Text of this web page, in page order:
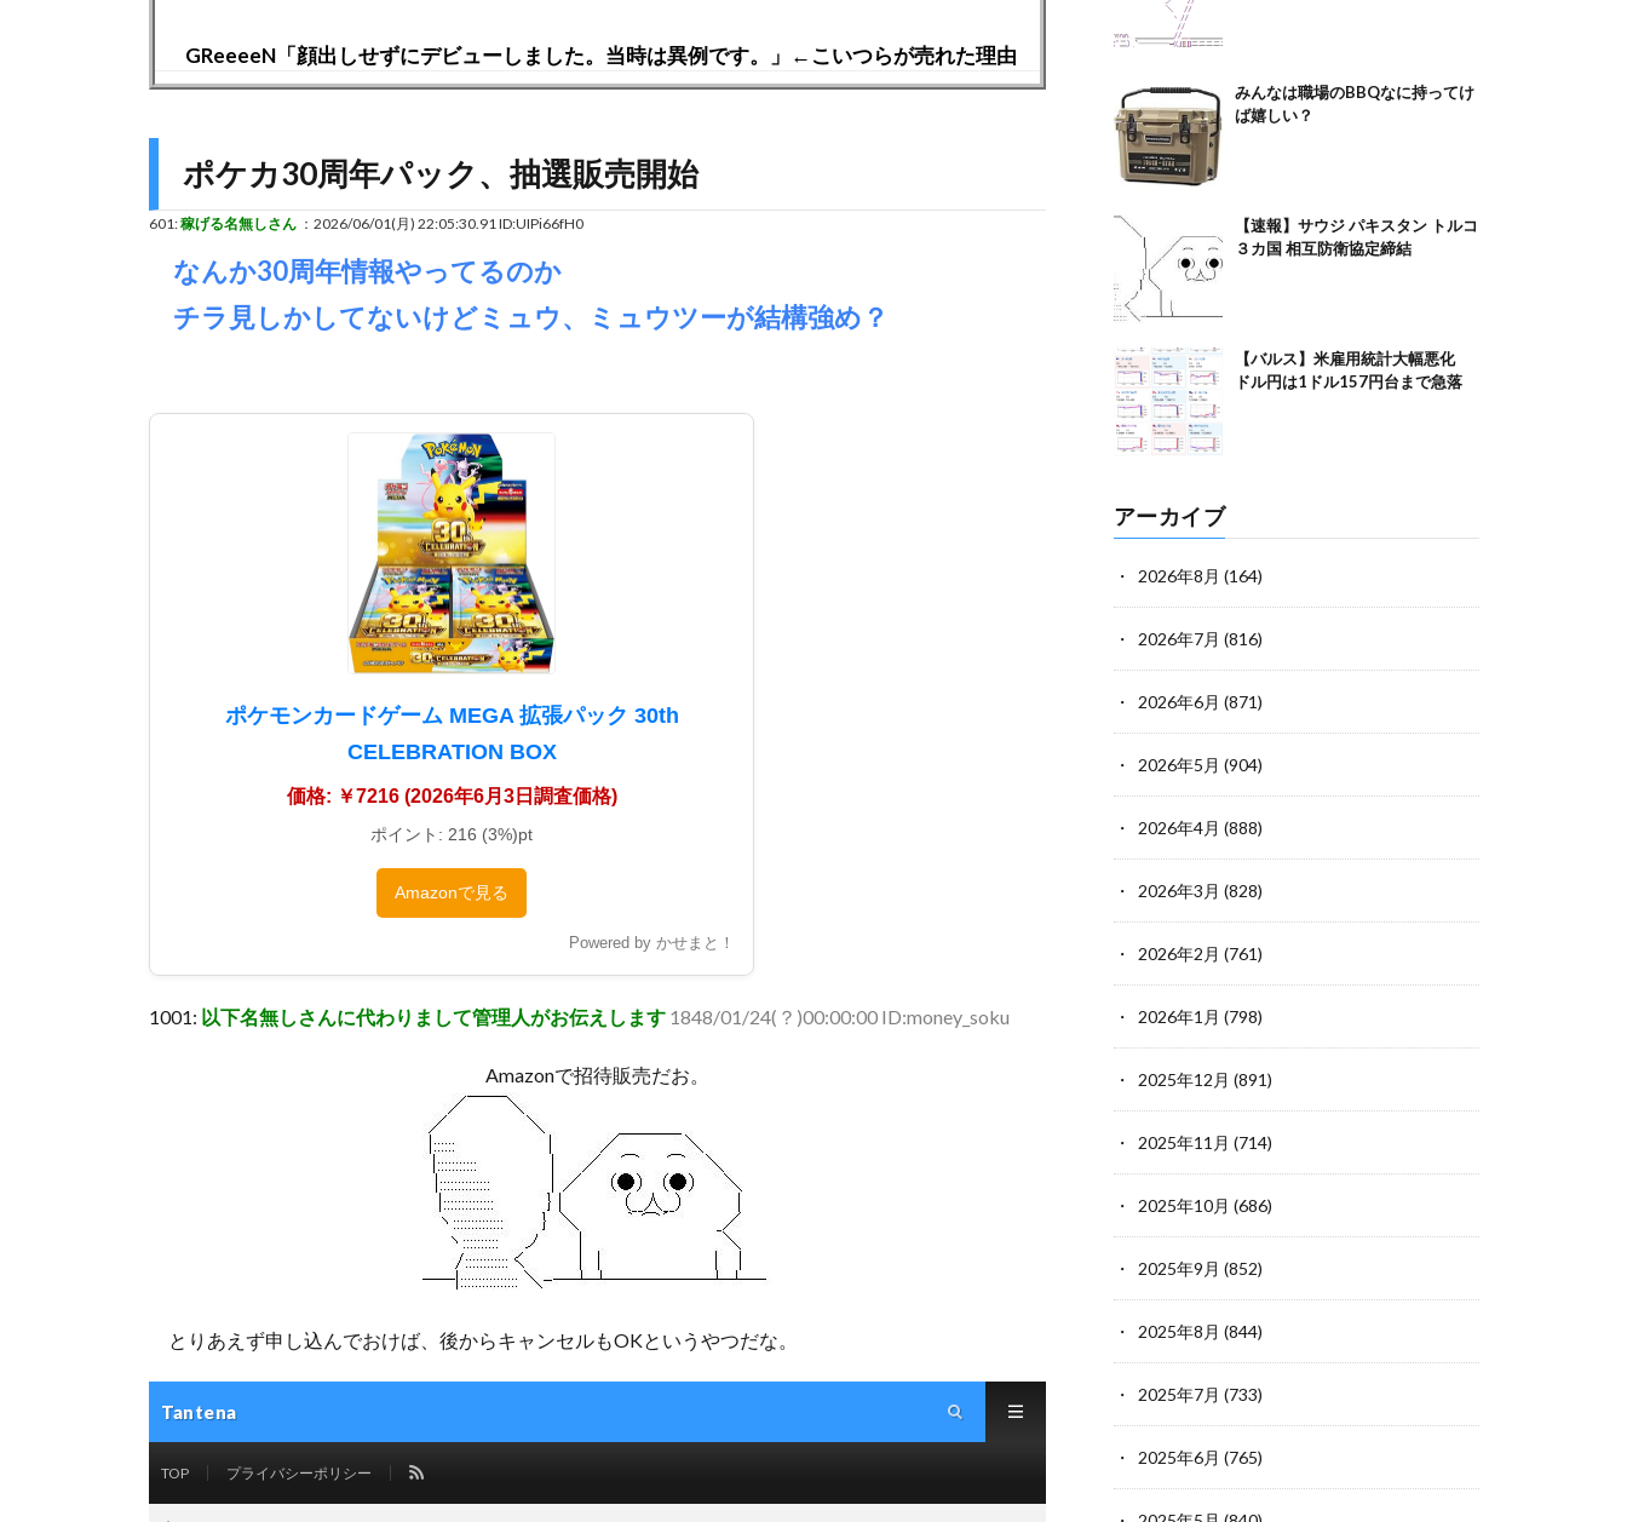
GReeeeN「顔出しせずにデビューしました。当時は異例です。」←こいつらが売れた理由
ポケカ30周年パック、抽選販売開始
601:稼げる名無しさん ：2026/06/01(月) 22:05:30.91ID:UIPi66fH0
なんか30周年情報やってるのか
チラ見しかしてないけどミュウ、ミュウツーが結構強め？
ポケモンカードゲーム MEGA 拡張パック 30th
CELEBRATION BOX
価格: ￥7216 (2026年6月3日調査価格)
ポイント: 216 (3%)pt
Amazonで見る
Powered by かせまと！
1001: 以下名無しさんに代わりまして管理人がお伝えします 1848/01/24(？)00:00:00 ID:money_soku
Amazonで招待販売だお。
とりあえず申し込んでおけば、後からキャンセルもOKというやつだな。
みんなは職場のBBQなに持ってけ
ば嬉しい？
【速報】サウジ パキスタン トルコ
３カ国 相互防衛協定締結
【バルス】米雇用統計大幅悪化
ドル円は1ドル157円台まで急落
アーカイブ
2026年8月 (164)
2026年7月 (816)
2026年6月 (871)
2026年5月 (904)
2026年4月 (888)
2026年3月 (828)
2026年2月 (761)
2026年1月 (798)
2025年12月 (891)
2025年11月 (714)
2025年10月 (686)
2025年9月 (852)
2025年8月 (844)
2025年7月 (733)
2025年6月 (765)